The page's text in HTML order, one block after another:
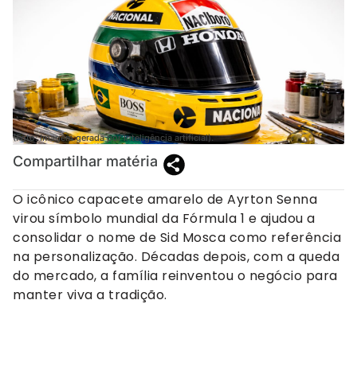
(Foto: Imagem gerada por inteligência artificial).
Compartilhar matéria
O icônico capacete amarelo de Ayrton Senna
virou símbolo mundial da Fórmula 1 e ajudou a
consolidar o nome de Sid Mosca como referência
na personalização. Décadas depois, com a queda
do mercado, a família reinventou o negócio para
manter viva a tradição.